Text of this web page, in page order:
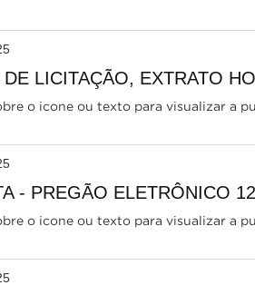
DE LICITAÇÃO, EXTRATO
o icone ou texto para visualizar a
- PREGÃO ELETRÔNICO
o icone ou texto para visualizar a